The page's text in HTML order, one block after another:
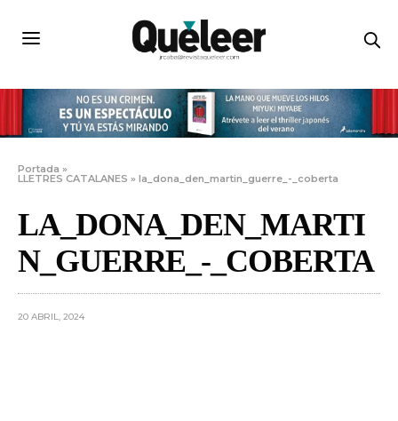
Portada »
LLETRES CATALANES »la_dona_den_martin_guerre_-_coberta
LA_DONA_DEN_MARTI
N_GUERRE_-_COBERTA
20 ABRIL, 2024